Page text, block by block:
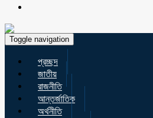
Toggle navigation
প্রচ্ছদ
জাতীয়
রাজনীতি
আন্তর্জাতিক
অর্থনীতি